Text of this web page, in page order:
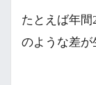
たとえば年
のような差が